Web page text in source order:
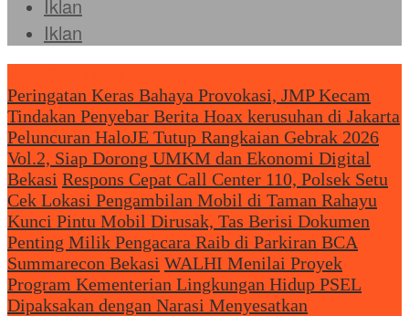
Iklan
Iklan
Peringatan Keras Bahaya Provokasi, JMP Kecam
Tindakan Penyebar Berita Hoax kerusuhan di Jakarta
Peluncuran HaloJE Tutup Rangkaian Gebrak 2026
Vol.2, Siap Dorong UMKM dan Ekonomi Digital
Bekasi Respons Cepat Call Center 110, Polsek Setu
Cek Lokasi Pengambilan Mobil di Taman Rahayu
Kunci Pintu Mobil Dirusak, Tas Berisi Dokumen
Penting Milik Pengacara Raib di Parkiran BCA
Summarecon Bekasi WALHI Menilai Proyek
Program Kementerian Lingkungan Hidup PSEL
Dipaksakan dengan Narasi Menyesatkan